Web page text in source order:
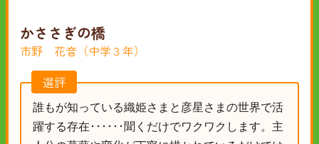
かささぎの橋
市野 花音（中学３年）
選評
誰もが知っている織姫さまと彦星さまの世界で活
躍する存在･･････聞くだけでワクワクします。主